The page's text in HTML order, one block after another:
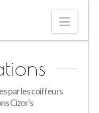
par les coiffeurs
Cizor's